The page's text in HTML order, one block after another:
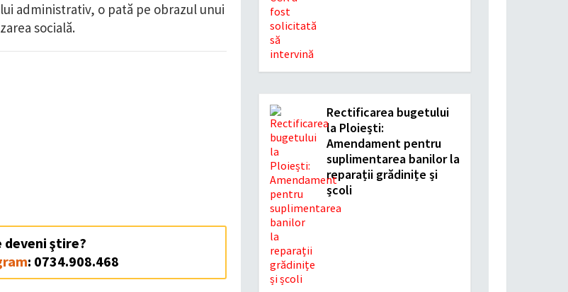
administrativ, o pată pe obrazul unui
socială.
ştire?
: 0734.908.468
Rectificarea bugetului
la Ploiești:
Amendament pentru
suplimentarea banilor la
reparații grădinițe și
școli